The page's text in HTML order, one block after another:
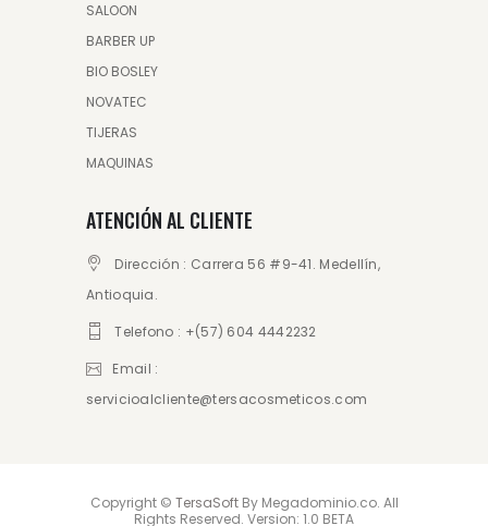
SALOON
BARBER UP
BIO BOSLEY
NOVATEC
TIJERAS
MAQUINAS
ATENCIÓN AL CLIENTE
Dirección : Carrera 56 #9-41. Medellín,
Antioquia.
Telefono : +(57) 604 4442232
Email :
servicioalcliente@tersacosmeticos.com
Copyright © TersaSoftBy Megadominio.co. All
Rights Reserved. Version: 1.0 BETA